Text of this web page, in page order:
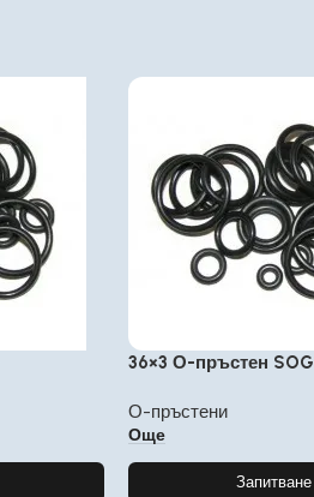
36×3 О-пръстен SOG
О-пръстени
Още
Запитване